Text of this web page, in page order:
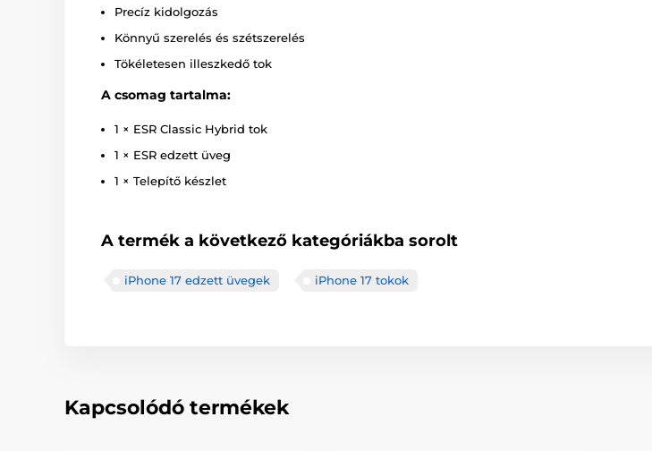
Precíz kidolgozás
Könnyű szerelés és szétszerelés
Tökéletesen illeszkedő tok
A csomag tartalma:
1 × ESR Classic Hybrid tok
1 × ESR edzett üveg
1 × Telepítő készlet
A termék a következő kategóriákba sorolt
iPhone 17 edzett üvegek iPhone 17 tokok
Kapcsolódó termékek